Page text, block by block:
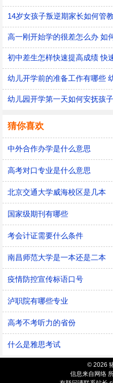
高一刚开始学的很差怎么办 如
猜你喜欢
中外合作办学是什么意思
高考对口专业是什么意思
北京交通大学威海校区是几本
国家级期刊有哪些
考会计证需要什么条件
南昌师范大学是一本还是二本
疫情防控宣传标语口号
泸职院有哪些专业
高考不考听力的省份
什么是雅思考试
© 2026
信息来自网络